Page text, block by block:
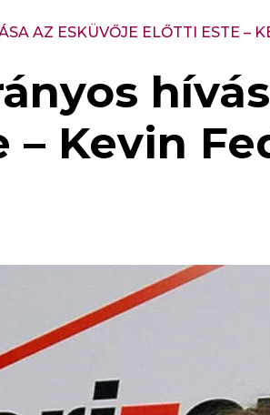
AZ ESKÜVŐJE ELŐTTI ESTE –
Kevin